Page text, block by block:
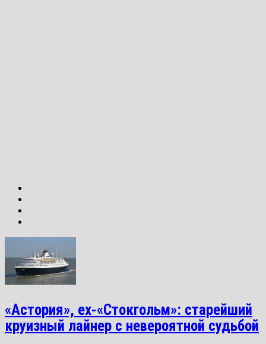
«Астория», ex-«Стокгольм»: старейший
круизный лайнер с невероятной судьбой